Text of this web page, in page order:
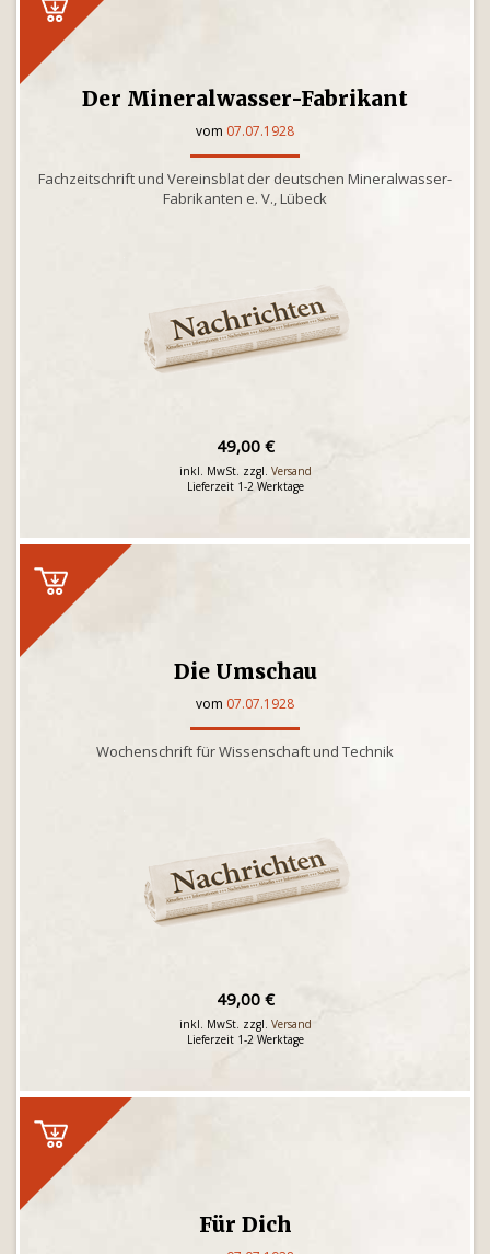
Der Mineralwasser-Fabrikant
vom 07.07.1928
Fachzeitschrift und Vereinsblat der deutschen Mineralwasser-
Fabrikanten e. V., Lübeck
49,00 €
inkl. MwSt. zzgl. Versand
Lieferzeit 1-2 Werktage
Die Umschau
vom 07.07.1928
Wochenschrift für Wissenschaft und Technik
49,00 €
inkl. MwSt. zzgl. Versand
Lieferzeit 1-2 Werktage
Für Dich